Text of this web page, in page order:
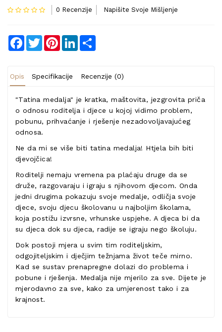
0 Recenzije Napišite Svoje Mišljenje
Facebook
TwitterPinterestLinkedIn
Opis Specifikacije Recenzije (0)
"Tatina medalja" je kratka, maštovita, jezgrovita priča
o odnosu roditelja i djece u kojoj vidimo problem,
pobunu, prihvaćanje i rješenje nezadovoljavajućeg
odnosa.
Ne da mi se više biti tatina medalja! Htjela bih biti
djevojčica!
Roditelji nemaju vremena pa plaćaju druge da se
druže, razgovaraju i igraju s njihovom djecom. Onda
jedni drugima pokazuju svoje medalje, odličja svoje
djece, svoju djecu školovanu u najboljim školama,
koja postižu izvrsne, vrhunske uspjehe. A djeca bi da
su djeca dok su djeca, radije se igraju nego školuju.
Dok postoji mjera u svim tim roditeljskim,
odgojiteljskim i dječjim težnjama život teče mirno.
Kad se sustav prenapregne dolazi do problema i
pobune i rješenja. Medalja nije mjerilo za sve. Dijete je
mjerodavno za sve, kako za umjerenost tako i za
krajnost.